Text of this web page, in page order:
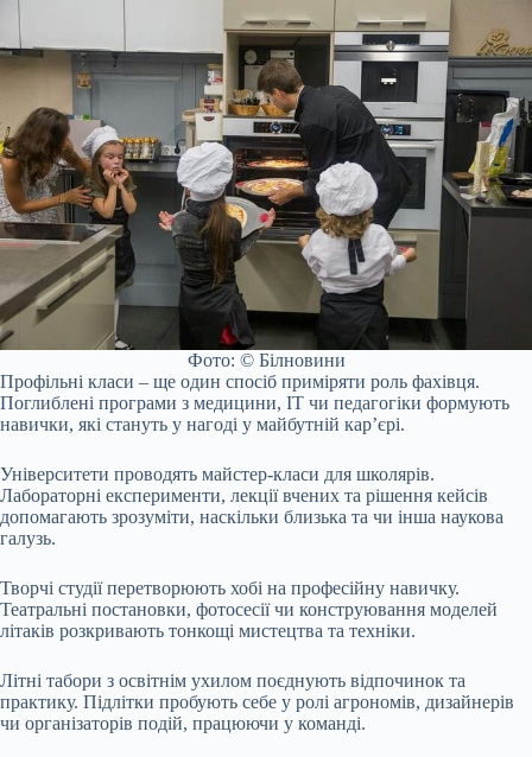
Фото: © Білновини
Профільні класи – ще один спосіб приміряти роль фахівця.
Поглиблені програми з медицини, IT чи педагогіки формують
навички, які стануть у нагоді у майбутній кар’єрі.
Університети проводять майстер-класи для школярів.
Лабораторні експерименти, лекції вчених та рішення кейсів
допомагають зрозуміти, наскільки близька та чи інша наукова
галузь.
Творчі студії перетворюють хобі на професійну навичку.
Театральні постановки, фотосесії чи конструювання моделей
літаків розкривають тонкощі мистецтва та техніки.
Літні табори з освітнім ухилом поєднують відпочинок та
практику. Підлітки пробують себе у ролі агрономів, дизайнерів
чи організаторів подій, працюючи у команді.